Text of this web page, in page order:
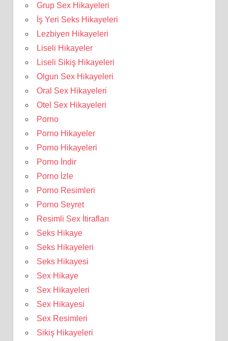
Grup Sex Hikayeleri
İş Yeri Seks Hikayeleri
Lezbiyen Hikayeleri
Liseli Hikayeler
Liseli Sikiş Hikayeleri
Olgun Sex Hikayeleri
Oral Sex Hikayeleri
Otel Sex Hikayeleri
Porno
Porno Hikayeler
Porno Hikayeleri
Porno İndir
Porno İzle
Porno Resimleri
Porno Seyret
Resimli Sex İtirafları
Seks Hikaye
Seks Hikayeleri
Seks Hikayesi
Sex Hikaye
Sex Hikayeleri
Sex Hikayesi
Sex Resimleri
Sikiş Hikayeleri